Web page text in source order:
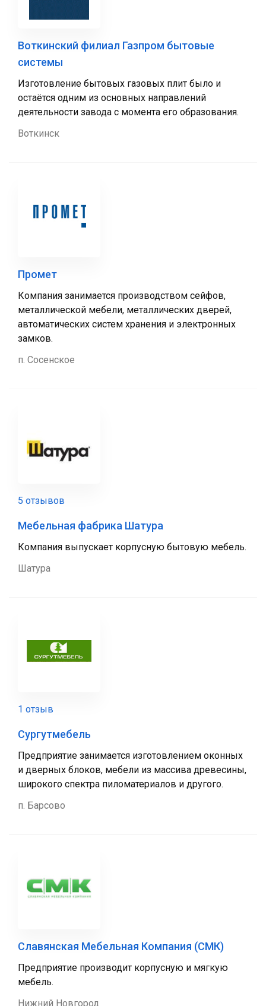
Воткинский филиал Газпром бытовые
системы
Изготовление бытовых газовых плит было и
остаётся одним из основных направлений
деятельности завода с момента его образования.
Воткинск
Промет
Компания занимается производством сейфов,
металлической мебели, металлических дверей,
автоматических систем хранения и электронных
замков.
п. Сосенское
5 отзывов
Мебельная фабрика Шатура
Компания выпускает корпусную бытовую мебель.
Шатура
1 отзыв
Сургутмебель
Предприятие занимается изготовлением оконных
и дверных блоков, мебели из массива древесины,
широкого спектра пиломатериалов и другого.
п. Барсово
Славянская Мебельная Компания (СМК)
Предприятие производит корпусную и мягкую
мебель.
Нижний Новгород